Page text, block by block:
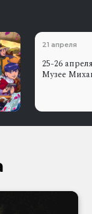
21 апреля
25-26
Музее